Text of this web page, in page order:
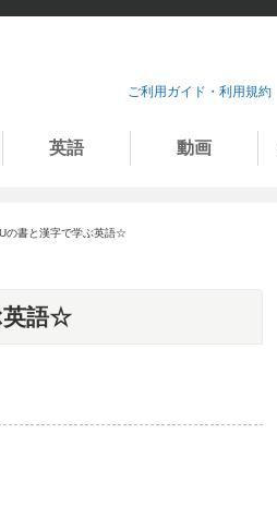
ご利用ガイド・利用規約
英語 動画
の書と漢字で学ぶ英語☆
英語☆